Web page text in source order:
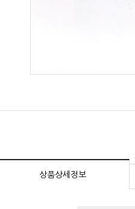
상품상세정보